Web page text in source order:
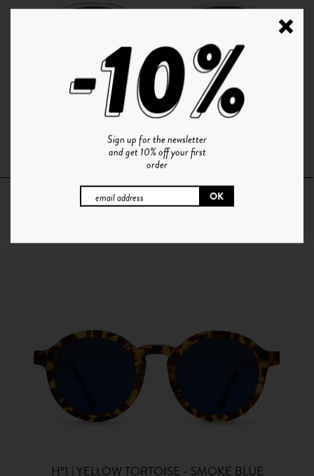
P ° 1 | CHAMPAGNE - SMOKE GREEN
+ 10 Couleurs
H°1 | YELLOW TORTOISE - SMOKE BLUE
Sign up for the newsletter
and get 10% off your first
order